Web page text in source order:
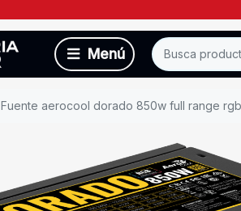
Fuente aerocool dorado 850w full range